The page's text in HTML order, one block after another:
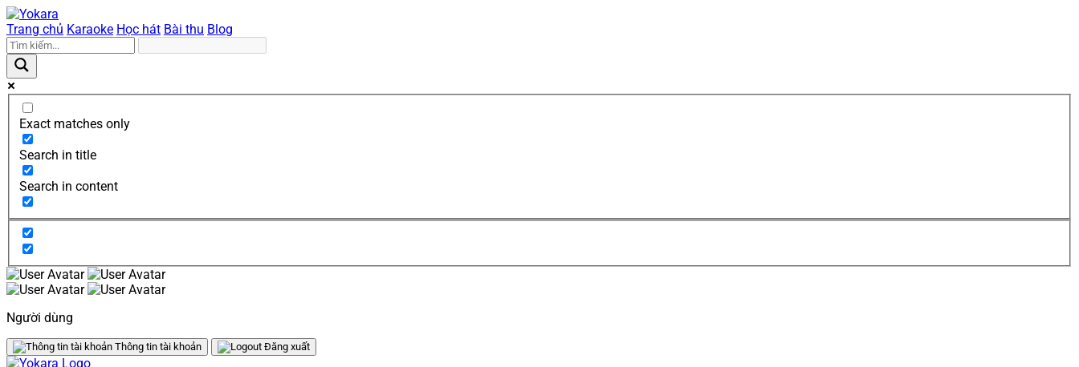
Trang chủ Karaoke Học hát Bài thu Blog
Exact matches only
Search in title
Search in content
Người dùng
Thông tin tài khoản Đăng xuất